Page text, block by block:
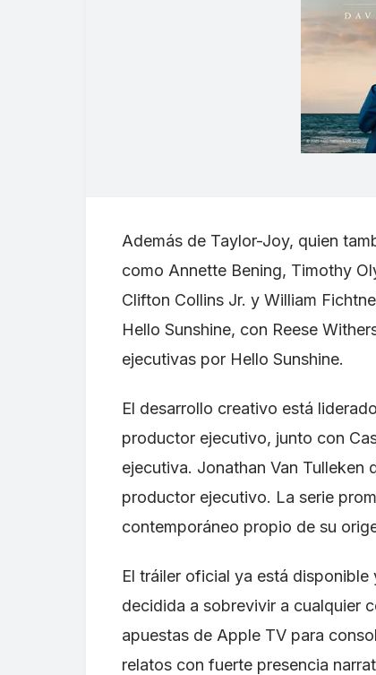
Además de Taylor-Joy, quien
como Annette Bening, Timothy
Clifton Collins Jr. y William
Hello Sunshine, con Reese
ejecutivas por Hello Sunshine.
El desarrollo creativo está
productor ejecutivo, junto con
ejecutiva. Jonathan Van
productor ejecutivo. La serie
contemporáneo propio de su
El tráiler oficial ya está
decidida a sobrevivir a cualquier
apuestas de Apple TV para
relatos con fuerte presencia